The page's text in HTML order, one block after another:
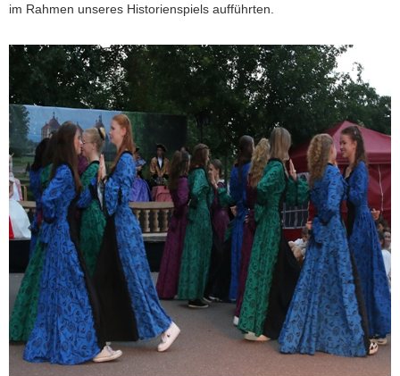
im Rahmen unseres Historienspiels aufführten.